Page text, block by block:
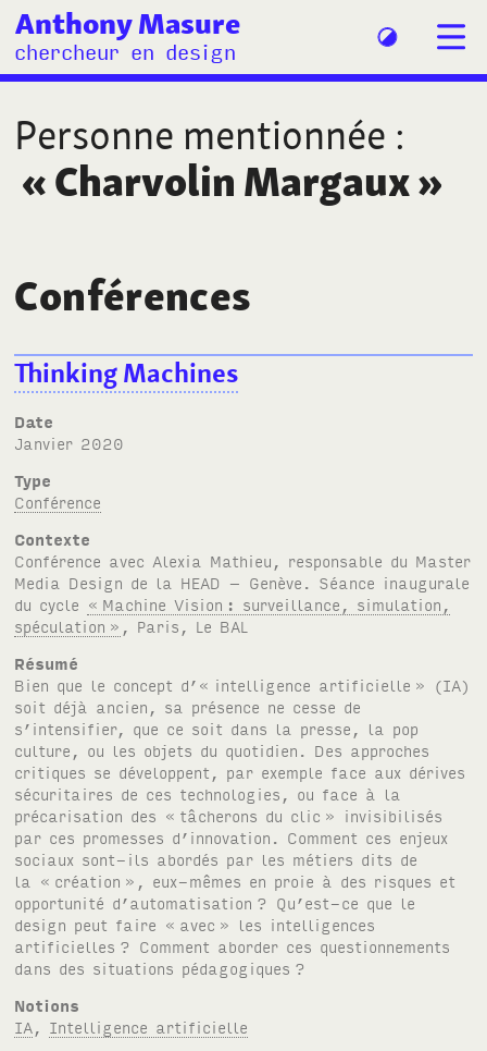
Anthony Masure
chercheur en design
Personne mentionnée :
«Charvolin Margaux»
Conférences
Thinking Machines
Date
janvier 2020
Type
Conférence
Contexte
Conférence avec Alexia Mathieu, responsable du Master
Media Design de la HEAD – Genève. Séance inaugurale
du cycle « Machine Vision : surveillance, simulation,
spéculation » , Paris, Le BAL
Résumé
Bien que le concept d’« intelligence artificielle » (IA)
soit déjà ancien, sa présence ne cesse de
s’intensifier, que ce soit dans la presse, la pop
culture, ou les objets du quotidien. Des approches
critiques se développent, par exemple face aux dérives
sécuritaires de ces technologies, ou face à la
précarisation des « tâcherons du clic » invisibilisés
par ces promesses d’innovation. Comment ces enjeux
sociaux sont-ils abordés par les métiers dits de
la « création », eux-mêmes en proie à des risques et
opportunité d’automatisation ? Qu’est-ce que le
design peut faire « avec » les intelligences
artificielles ? Comment aborder ces questionnements
dans des situations pédagogiques ?
Notions
IA
Intelligence artificielle